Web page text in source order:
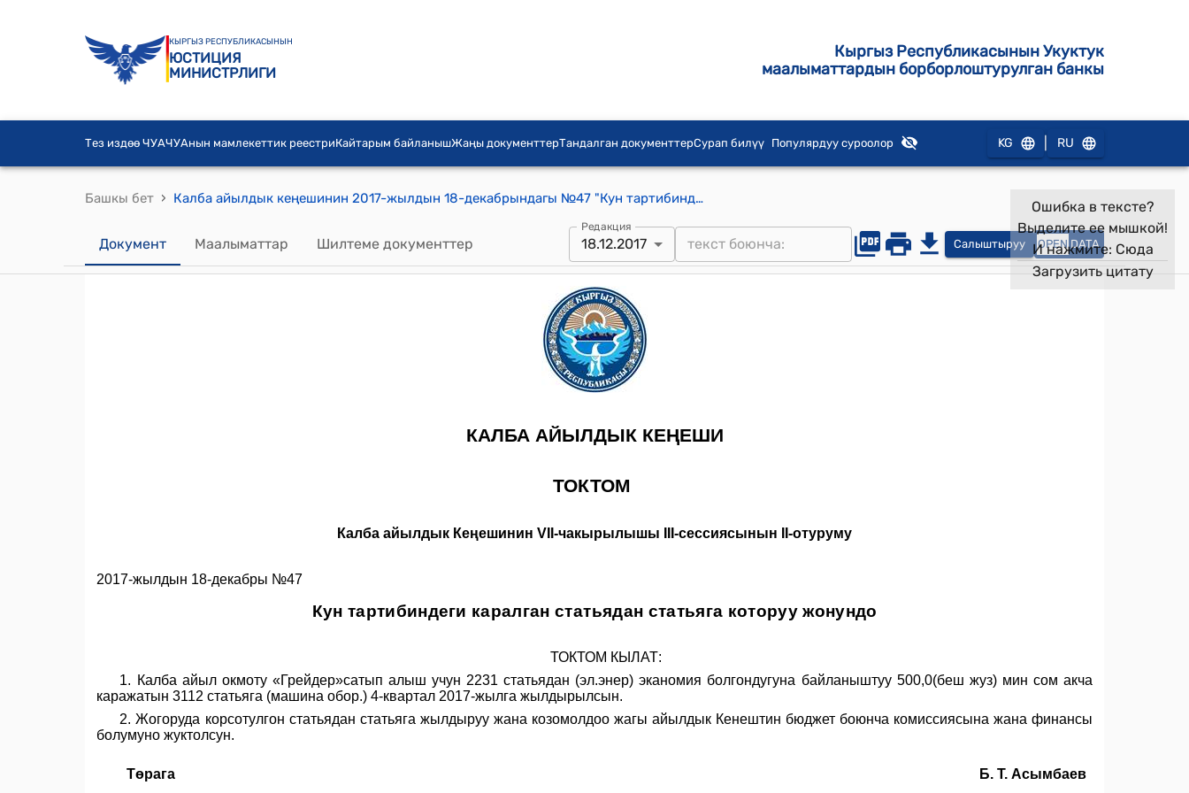
КЫРГЫЗ РЕСПУБЛИКАСЫНЫН
ЮСТИЦИЯ
МИНИСТРЛИГИ
Кыргыз Республикасынын Укуктук
маалыматтардын борборлоштурулган банкы
Тез издөө ЧУАЧУАнын мамлекеттик реестриКайтарым байланышЖаңы документтерТандалган документтерСурап билүү Популярдуу суроолор KG RU
Башкы бет › Калба айылдык кеңешинин 2017-жылдын 18-декабрындагы №47 "Кун тартибиндеги каралган статьядан статьяга которуу жонундо" токтому
Документ Маалыматтар Шилтеме документтер
Редакция
18.12.2017 Салыштыруу OPEN DATA
Ошибка в тексте?
Выделите ее мышкой!
И нажмите: Сюда
Загрузить цитату